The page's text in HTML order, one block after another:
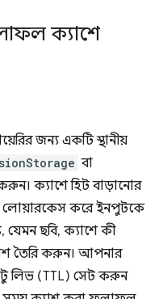
ক্যাশে
জন্য একটি স্থানীয়
বা
ক্যাশে হিট বাড়ানোর
লোয়ারকেস করে ইনপুটকে
ছবি, ক্যাশে কী
তৈরি করুন। আপনার
টু লিভ (TTL) সেট করুন